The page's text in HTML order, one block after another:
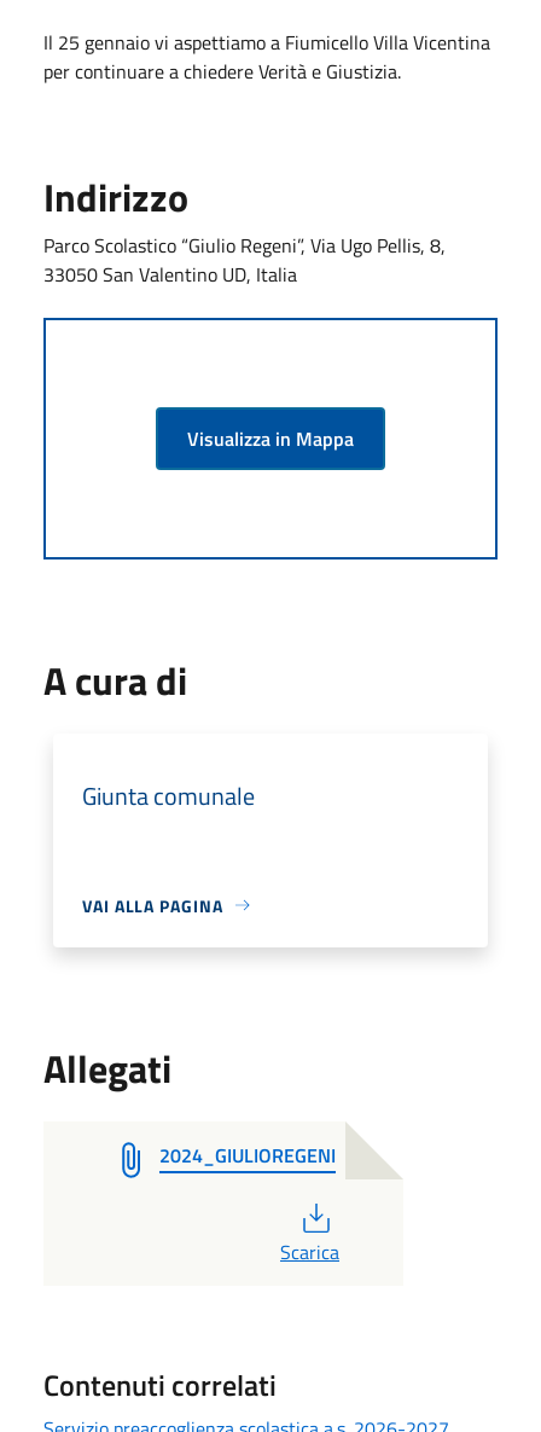
Il 25 gennaio vi aspettiamo a Fiumicello Villa Vicentina
per continuare a chiedere Verità e Giustizia.
Indirizzo
Parco Scolastico “Giulio Regeni”, Via Ugo Pellis, 8,
33050 San Valentino UD, Italia
Visualizza in Mappa
A cura di
Giunta comunale
VAI ALLA PAGINA
Allegati
2024_GIULIOREGENI
Scarica
Contenuti correlati